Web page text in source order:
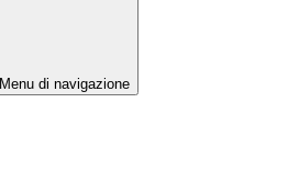
Menu di navigazione